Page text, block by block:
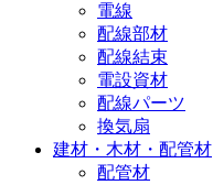
電線
配線部材
配線結束
電設資材
配線パーツ
換気扇
建材・木材・配管材
配管材